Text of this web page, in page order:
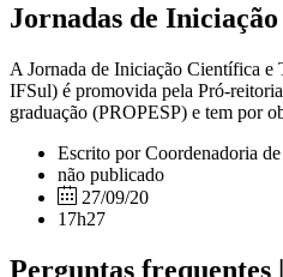
Jornadas de
A Jornada de Iniciação Científica
IFSul) é promovida pela Pró-
graduação (PROPESP) e tem por
Escrito por Coordenadoria
não publicado
27/09/20
17h27
Perguntas frequentes